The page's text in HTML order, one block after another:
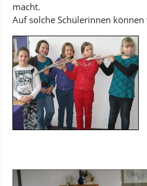
macht.
Auf solche Schülerinnen